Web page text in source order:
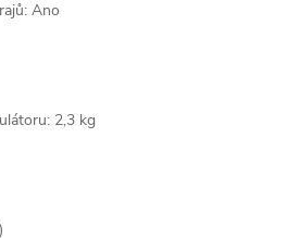
Ano
2,3 kg